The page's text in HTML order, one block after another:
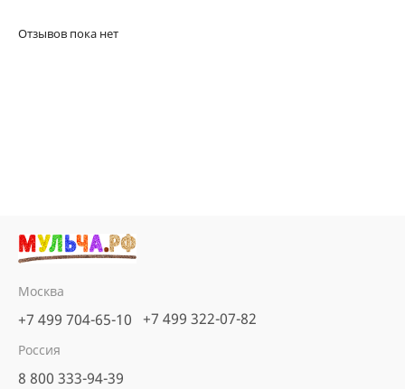
Отзывов пока нет
Москва
+7 499 704-65-10 +7 499 322-07-82
Россия
8 800 333-94-39